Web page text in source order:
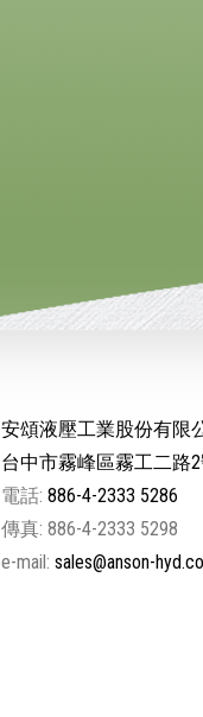
安頌液壓工業股份有限
台中市霧峰區霧工二路
電話: 886-4-2333 5286
傳真: 886-4-2333 5298
e-mail: sales@anson-